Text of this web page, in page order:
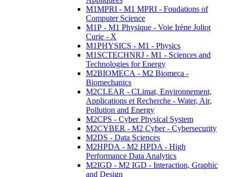
M1MPRI - M1 MPRI - Foudations of
Computer Science
M1P - M1 Physique - Voie Irène Joliot
Curie - X
M1PHYSICS - M1 - Physics
M1SCTECHNRJ - M1 - Sciences and
Technologies for Energy
M2BIOMECA - M2 Biomeca -
Biomechanics
M2CLEAR - CLimat, Environnement,
Applications et Recherche - Water, Air,
Pollution and Energy
M2CPS - Cyber Physical System
M2CYBER - M2 Cyber - Cybersecurity
M2DS - Data Sciences
M2HPDA - M2 HPDA - High
Performance Data Analytics
M2IGD - M2 IGD - Interaction, Graphic
and Design